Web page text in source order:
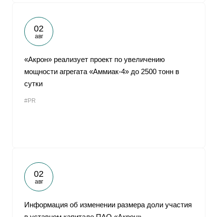
02
авг
«Акрон» реализует проект по увеличению
мощности агрегата «Аммиак-4» до 2500 тонн в
сутки
#PR
02
авг
Информация об изменении размера доли участия